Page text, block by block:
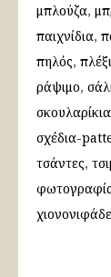
μπλούζα
παιχνίδια
πηλός
ράψιμο
σχέδια-
τσάντες